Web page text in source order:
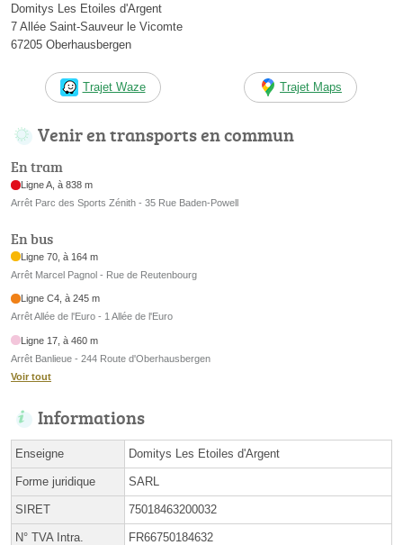
Domitys Les Etoiles d'Argent
7 Allée Saint-Sauveur le Vicomte
67205 Oberhausbergen
Trajet Waze Trajet Maps
Venir en transports en commun
En tram
Ligne A, à 838 m
Arrêt Parc des Sports Zénith - 35 Rue Baden-Powell
En bus
Ligne 70, à 164 m
Arrêt Marcel Pagnol - Rue de Reutenbourg
Ligne C4, à 245 m
Arrêt Allée de l'Euro - 1 Allée de l'Euro
Ligne 17, à 460 m
Arrêt Banlieue - 244 Route d'Oberhausbergen
Voir tout
Informations
Enseigne Domitys Les Etoiles d'Argent
Forme juridique SARL
SIRET 75018463200032
N° TVA Intra. FR66750184632